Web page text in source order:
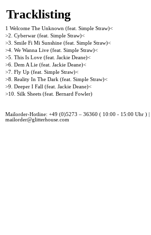
Tracklisting
1 Welcome The Unknown (feat. Simple Straw)<
>2. Cyberwar (feat. Simple Straw)<
>3. Smile Fi Mi Sunshine (feat. Simple Straw)<
>4. We Wanna Live (feat. Simple Straw)<
>5. This Is Love (feat. Jackie Deane)<
>6. Dem A Lie (feat. Jackie Deane)<
>7. Fly Up (feat. Simple Straw)<
>8. Reality In The Dark (feat. Simple Straw)<
>9. Deeper I Fall (feat. Jackie Deane)<
>10. Silk Sheets (feat. Bernard Fowler)
Mailorder-Hotline: +49 (0)5273 – 36360 ( 10:00 - 15:00 Uhr )
mailorder@glitterhouse.com